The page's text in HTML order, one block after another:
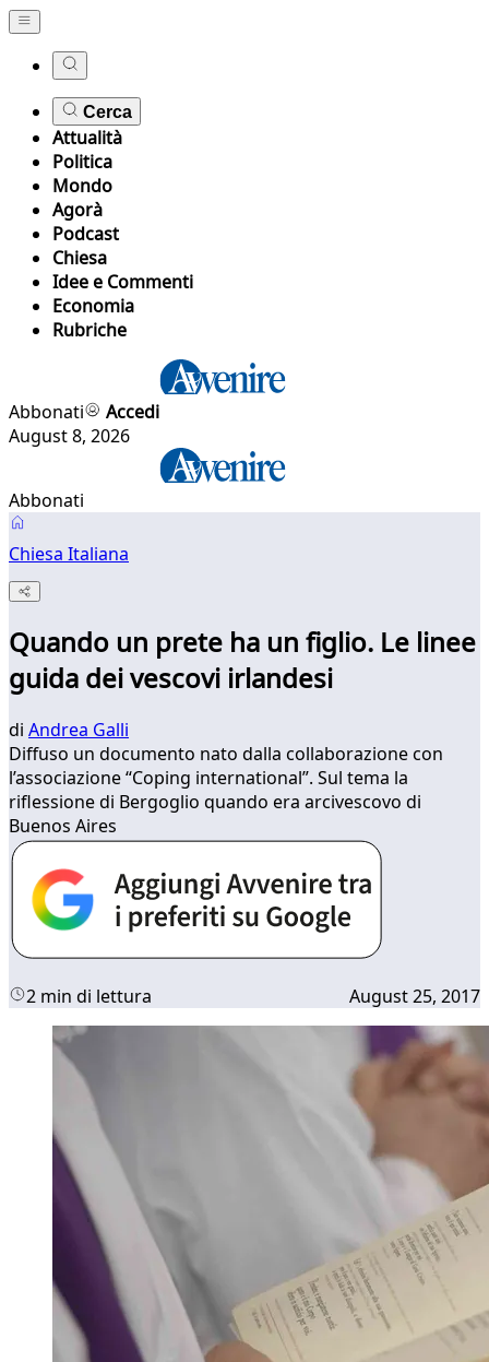
Cerca
Attualità
Politica
Mondo
Agorà
Podcast
Chiesa
Idee e Commenti
Economia
Rubriche
Abbonati
Accedi
August 8, 2026
Abbonati
Chiesa Italiana
Quando un prete ha un figlio. Le linee
guida dei vescovi irlandesi
di Andrea Galli
Diffuso un documento nato dalla collaborazione con
l’associazione “Coping international”. Sul tema la
riflessione di Bergoglio quando era arcivescovo di
Buenos Aires
2 min di lettura August 25, 2017